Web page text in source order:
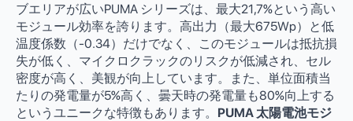
ブエリアが広いPUMA シリーズは、最大21,7%という高い
モジュール効率を誇ります。高出力（最大675Wp）と低
温度係数（-0.34）だけでなく、このモジュールは抵抗損
失が低く、マイクロクラックのリスクが低減され、セル
密度が高く、美観が向上しています。また、単位面積当
たりの発電量が5%高く、曇天時の発電量も80%向上する
というユニークな特徴もあります。 PUMA 太陽電池モジ